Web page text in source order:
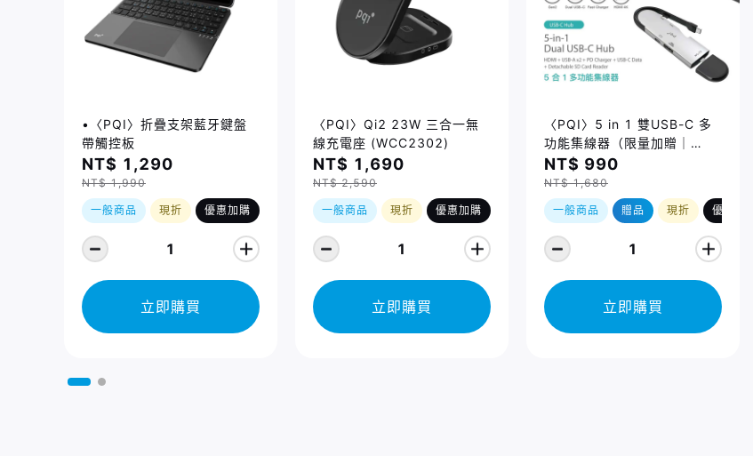
•〈PQI〉折疊支架藍牙鍵盤
帶觸控板
NT$ 1,290
NT$ 1,990
一般商品 現折 優惠加購
1
立即購買
〈PQI〉Qi2 23W 三合一無
線充電座 (WCC2302)
NT$ 1,690
NT$ 2,590
一般商品 現折 優惠加購
1
立即購買
〈PQI〉5 in 1 雙USB-C 多
功能集線器（限量加贈｜
U988 class 10 Micro SD
記憶卡 64GB，附 SD 轉卡）
NT$ 990
NT$ 1,680
一般商品 贈品 現折 優惠加購
1
立即購買